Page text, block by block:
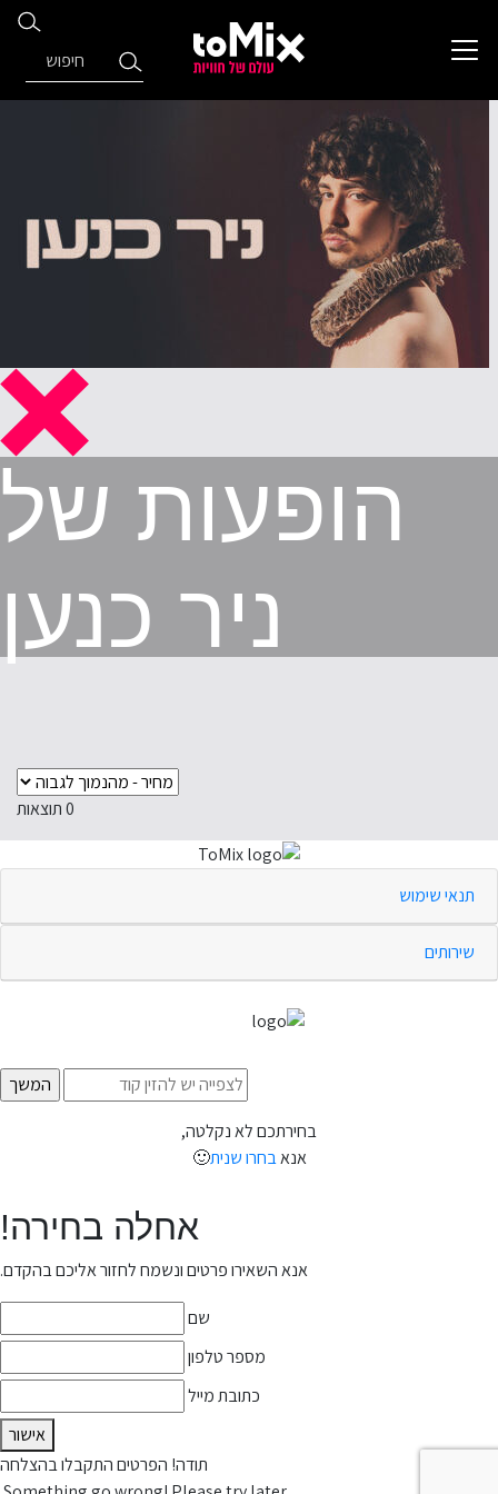
הופעות של
ניר כנען
0תוצאות
תנאי שימוש
שירותים
בחירתכם לא נקלטה,
אנאבחרו שנית🙂
אחלה בחירה!
אנא השאירו פרטים ונשמח לחזור אליכם בהקדם.
שם
מספר טלפון
כתובת מייל
אישור
תודה! הפרטים התקבלו בהצלחה